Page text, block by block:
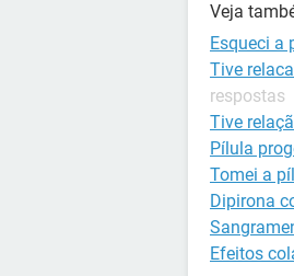
Veja
Esqueci a
Tive
respostas
Tive
Pílula
Tomei a
Dipirona
Efeitos